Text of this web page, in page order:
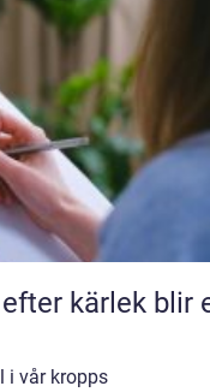
i vår kropps